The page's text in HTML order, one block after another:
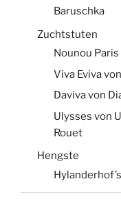
Baruschka
Zuchtstuten
Nounou Paris
Viva Eviva
Daviva von
Ulysses von
Rouet
Hengste